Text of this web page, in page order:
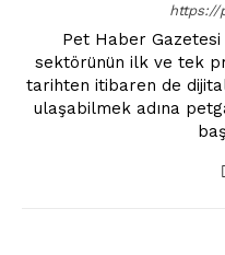
https://
Pet Haber Gazetesi
sektörünün ilk ve tek
tarihten itibaren de
ulaşabilmek adına